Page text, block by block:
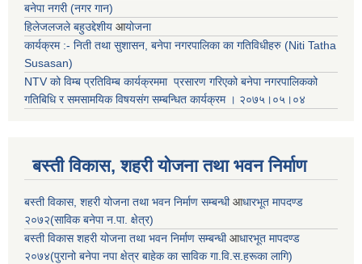
बनेपा नगरी (नगर गान)
हिलेजलजले बहुउद्देशीय आयोजना
कार्यक्रम :- निती तथा सुशासन, बनेपा नगरपालिका का गतिविधीहरु (Niti Tatha
Susasan)
NTV को विम्ब प्रतिविम्ब कार्यक्रममा प्रसारण गरिएकोबनेपा नगरपालिकको
गतिबिधि र समसामयिक विषयसंग सम्बन्धित कार्यक्रम । २०७५।०५।०४
बस्ती विकास, शहरी योजना तथा भवन निर्माण
बस्ती विकास, शहरी योजना तथा भवन निर्माण सम्बन्धीआधारभूत मापदण्ड
२०७२(साविक बनेपा न.पा. क्षेत्र)
बस्ती विकास शहरी योजना तथा भवन निर्माण सम्बन्धीआधारभूत मापदण्ड
२०७४(पुरानो बनेपा नपा क्षेत्र बाहेक का साविक गा.वि.स.हरूका लागि)